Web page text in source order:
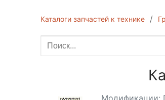
Каталоги запчастей к технике